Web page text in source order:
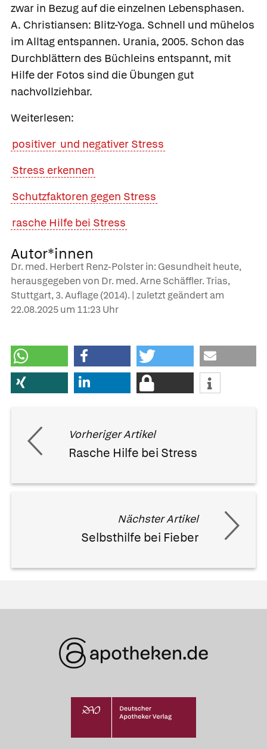
zwar in Bezug auf die einzelnen Lebensphasen.
A. Christiansen: Blitz-Yoga. Schnell und mühelos
im Alltag entspannen. Urania, 2005. Schon das
Durchblättern des Büchleins entspannt, mit
Hilfe der Fotos sind die Übungen gut
nachvollziehbar.
Weiterlesen:
positiver und negativer Stress
Stress erkennen
Schutzfaktoren gegen Stress
rasche Hilfe bei Stress
Autor*innen
Dr. med. Herbert Renz-Polster in: Gesundheit heute,
herausgegeben von Dr. med. Arne Schäffler. Trias,
Stuttgart, 3. Auflage (2014). | zuletzt geändert am
22.08.2025um 11:23 Uhr
Vorheriger Artikel
Rasche Hilfe bei Stress
Nächster Artikel
Selbsthilfe bei Fieber